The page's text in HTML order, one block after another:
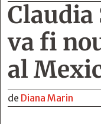
Claudia
va fi
al
de Diana Marin